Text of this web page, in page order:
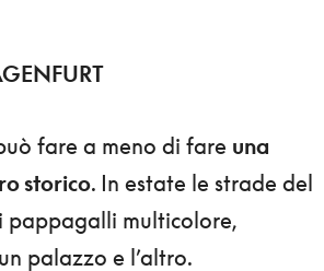
fare a meno di fare una
storico. In estate le strade del
pappagalli multicolore,
palazzo e l’altro.